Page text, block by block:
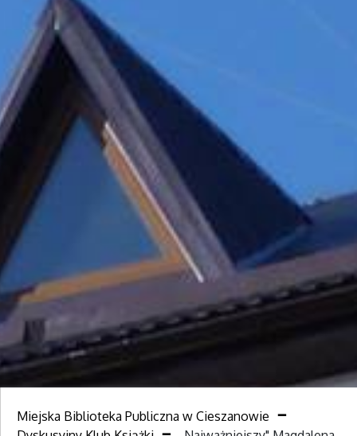
Miejska Biblioteka Publiczna w Cieszanowie